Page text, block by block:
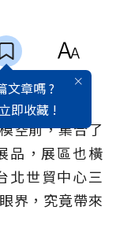
文章嗎 ?
即收藏 !
空前，集合了
品，展區也橫
北世貿中心三
界，究竟帶來